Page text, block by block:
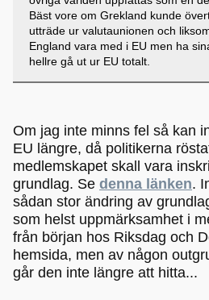
Bäst vore om Grekland kunde
utträde ur valutaunionen och
England vara med i EU men ha
hellre gå ut ur EU totalt.
Om jag inte minns fel så kan
EU längre, då politikerna
medlemskapet skall vara
grundlag. Se denna länken.
sådan stor ändring av
som helst uppmärksamhet i
från början hos Riksdag och
hemsida, men av någon
går den inte längre att hitta...